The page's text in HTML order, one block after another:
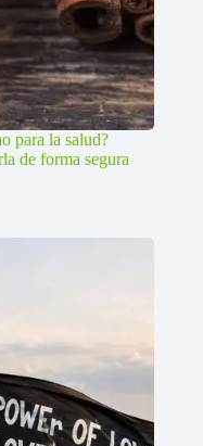
para la salud?
de forma segura